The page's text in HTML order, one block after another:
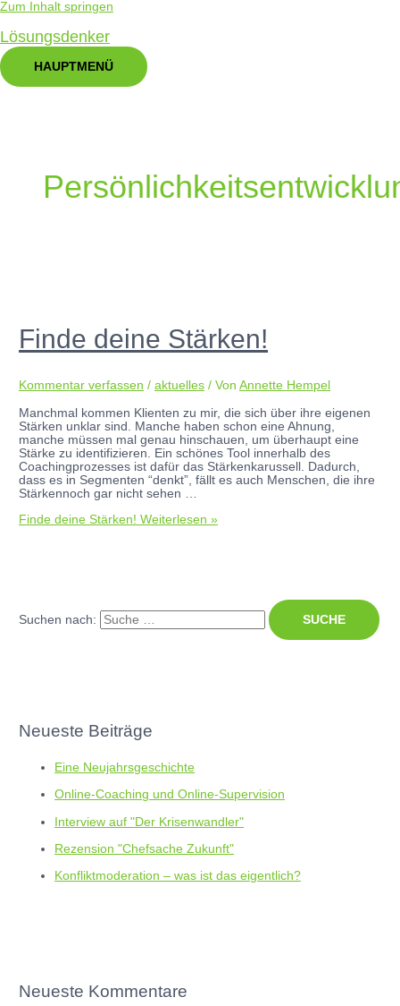
Zum Inhalt springen
Lösungsdenker
HAUPTMENÜ
Finde deine Stärken!
Kommentar verfassen /aktuelles / VonAnnette Hempel
Manchmal kommen Klienten zu mir, die sich über ihre eigenen
Stärken unklar sind. Manche haben schon eine Ahnung,
manche müssen mal genau hinschauen, um überhaupt eine
Stärke zu identifizieren. Ein schönes Tool innerhalb des
Coachingprozesses ist dafür das Stärkenkarussell. Dadurch,
dass es in Segmenten “denkt”, fällt es auch Menschen, die ihre
Stärkennoch gar nicht sehen …
Finde deine Stärken! Weiterlesen »
Suchen nach:
Neueste Beiträge
Eine Neujahrsgeschichte
Online-Coaching und Online-Supervision
Interview auf "Der Krisenwandler"
Rezension "Chefsache Zukunft"
Konfliktmoderation – was ist das eigentlich?
Neueste Kommentare